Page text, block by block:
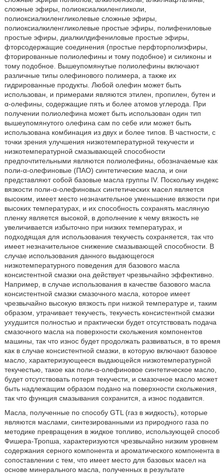
сложные эфиры, полиоксиалкиленгликоли,
полиоксиалкиленгликолевые сложные эфиры,
полиоксиалкиленгликолевые простые эфиры, полифениловые
простые эфиры, диалкилдифениловые простые эфиры,
фторсодержащие соединения (простые перфторполиэфиры,
фторированные полиолефины и тому подобное) и силиконы и
тому подобное. Вышеупомянутые полиолефины включают
различные типы олефинового полимера, а также их
гидрированные продукты. Любой олефин может быть
использован, и примерами являются этилен, пропилен, бутен и
α-олефины, содержащие пять и более атомов углерода. При
получении полиолефина может быть использован один тип
вышеупомянутого олефина сам по себе или может быть
использована комбинация из двух и более типов. В частности, с
точки зрения улучшения низкотемпературной текучести и
низкотемпературной смазывающей способности
предпочтительными являются полиолефины, обозначаемые как
поли-α-олефиновые (ПАО) синтетические масла, и они
представляют собой базовые масла группы IV. Поскольку индекс
вязкости поли-α-олефиновых синтетических масел является
высоким, имеет место незначительное уменьшение вязкости при
высоких температурах, и их способность сохранять масляную
пленку является высокой, в дополнение к чему вязкость не
увеличивается избыточно при низких температурах, и
подходящая для использования текучесть сохраняется, так что
имеет незначительное снижение смазывающей способности. В
случае использования данного выдающегося
низкотемпературного поведения для базового масла
консистентной смазки она действует чрезвычайно эффективно.
Например, в случае использования в качестве базового масла
консистентной смазки смазочного масла, которое имеет
чрезвычайно высокую вязкость при низкой температуре и, таким
образом, утрачивает текучесть, текучесть консистентной смазки
ухудшится полностью и практически будет отсутствовать подача
смазочного масла на поверхности скольжения компонентов
машины, так что износ будет продолжать развиваться, в то время
как в случае консистентной смазки, в которую включают базовое
масло, характеризующееся выдающейся низкотемпературной
текучестью, такое как поли-α-олефиновое синтетическое масло,
будет отсутствовать потеря текучести, и смазочное масло может
быть надлежащим образом подано на поверхности скольжения,
так что функция смазывания сохранится, а износ подавится.
Масла, полученные по способу GTL (газ в жидкость), которые
являются маслами, синтезированными из природного газа по
методике превращения в жидкое топливо, использующей способ
Фишера-Тропша, характеризуются чрезвычайно низким уровнем
содержания серного компонента и ароматического компонента в
сопоставлении с тем, что имеет место для базовых масел на
основе минерального масла, полученных в результате